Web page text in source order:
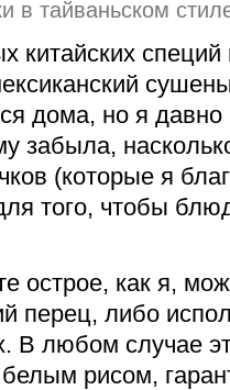
в тайваньском
китайских
дома, но я давно
забыла,
(которые я
того, чтобы
острое, как я,
перец, либо
В любом случае
рисом,